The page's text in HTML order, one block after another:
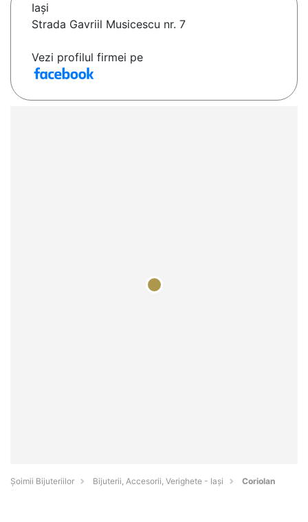
Iaşi
Strada Gavriil Musicescu nr. 7
Vezi profilul firmei pe
Şoimii Bijuteriilor Bijuterii, Accesorii, Verighete - Iaşi Coriolan